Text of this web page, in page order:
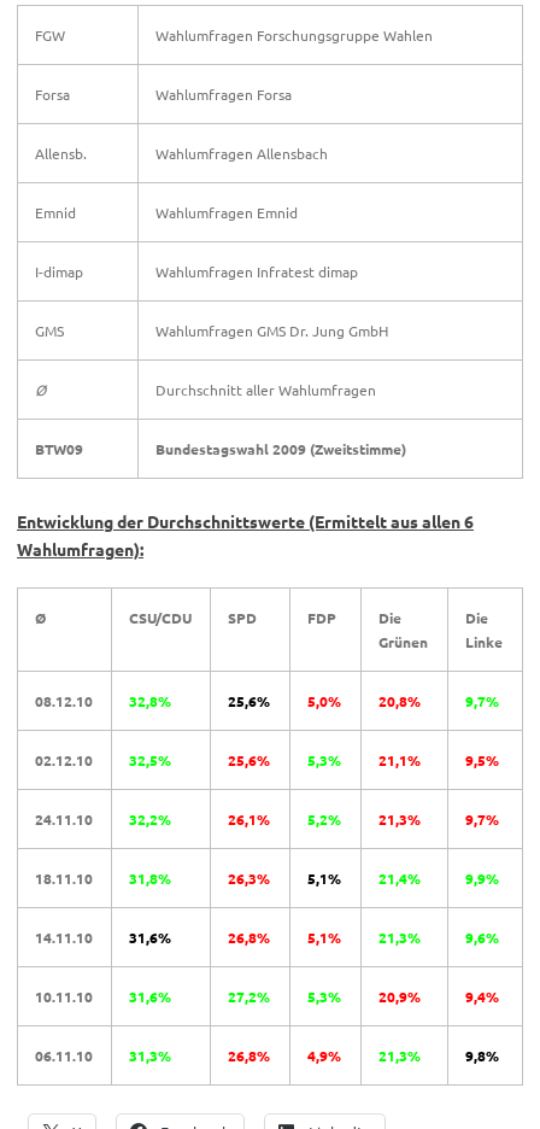
FGW Wahlumfragen Forschungsgruppe Wahlen
Forsa Wahlumfragen Forsa
Allensb. Wahlumfragen Allensbach
Emnid Wahlumfragen Emnid
I-dimap Wahlumfragen Infratest dimap
GMS Wahlumfragen GMS Dr. Jung GmbH
Ø Durchschnitt aller Wahlumfragen
BTW09 Bundestagswahl 2009 (Zweitstimme)
Entwicklung der Durchschnittswerte (Ermittelt aus allen 6
Wahlumfragen):
Ø CSU/CDU SPD FDP
Die
Grünen
Die
Linke
08.12.10 32,8% 25,6% 5,0% 20,8% 9,7%
02.12.10 32,5% 25,6% 5,3% 21,1% 9,5%
24.11.10 32,2% 26,1% 5,2% 21,3% 9,7%
18.11.10 31,8% 26,3% 5,1% 21,4% 9,9%
14.11.10 31,6% 26,8% 5,1% 21,3% 9,6%
10.11.10 31,6% 27,2% 5,3% 20,9% 9,4%
06.11.10 31,3% 26,8% 4,9% 21,3% 9,8%